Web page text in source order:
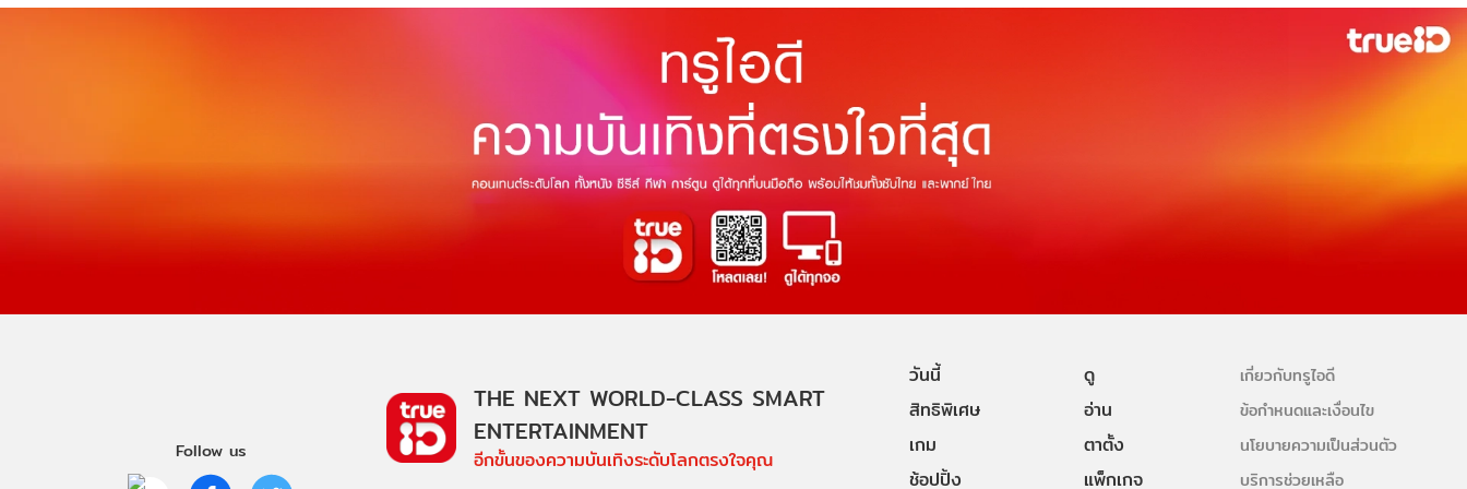
Follow us
THE NEXT WORLD-CLASS SMART
ENTERTAINMENT
อีกขั้นของความบันเทิงระดับโลกตรงใจคุณ
วันนี้
ดู
สิทธิพิเศษ
อ่าน
เกม
ตาตั้ง
ช้อปปิ้ง
แพ็กเกจ
เกี่ยวกับทรูไอดี
ข้อกำหนดและเงื่อนไข
นโยบายความเป็นส่วนตัว
บริการช่วยเหลือ